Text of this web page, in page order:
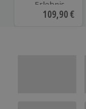
Erlebnis-
Auswahl
Aktueller
109,90 €